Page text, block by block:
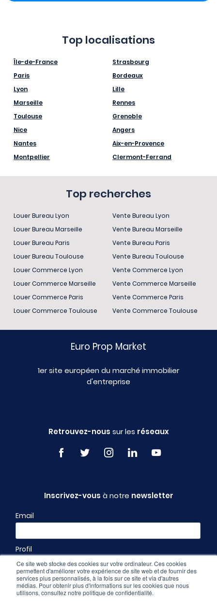
Ce site web stocke des cookies sur votre ordinateur. Ces cookies
permettent d'améliorer votre expérience de site web et de fournir des
services plus personnalisés, à la fois sur ce site et via d'autres
médias. Pour obtenir plus d'informations sur les cookies que nous
utilisons, consultez notre politique de confidentialité.
Top localisations
Île-de-France
Paris
Lyon
Marseille
Toulouse
Nice
Nantes
Montpellier
Strasbourg
Bordeaux
Lille
Rennes
Grenoble
Angers
Aix-en-Provence
Clermont-Ferrand
Top recherches
Louer Bureau Lyon
Louer Bureau Marseille
Louer Bureau Paris
Louer Bureau Toulouse
Louer Commerce Lyon
Louer Commerce Marseille
Louer Commerce Paris
Louer Commerce Toulouse
Vente Bureau Lyon
Vente Bureau Marseille
Vente Bureau Paris
Vente Bureau Toulouse
Vente Commerce Lyon
Vente Commerce Marseille
Vente Commerce Paris
Vente Commerce Toulouse
Euro Prop Market
1er site européen du marché immobilier
d'entreprise
Retrouvez-nous sur les réseaux
Inscrivez-vous à notre newsletter
Email
Profil